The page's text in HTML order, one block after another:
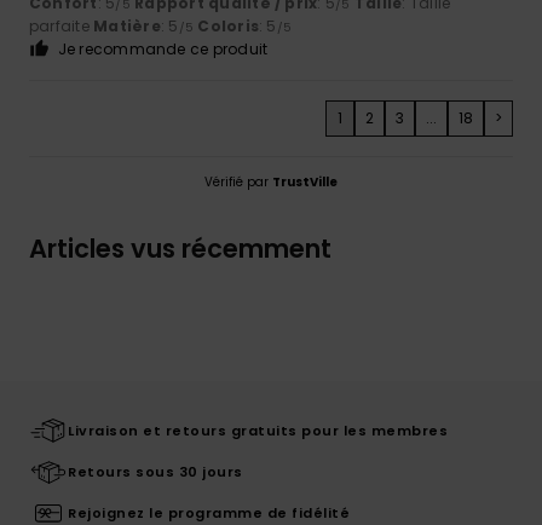
/5 /5
parfaite Matière: 5 /5 Coloris: 5 /5
Je recommande ce produit
1 2 3 ... 18 >
Vérifié par TrustVille
Articles vus récemment
Livraison et retours gratuits pour les membres
Retours sous 30 jours
Rejoignez le programme de fidélité